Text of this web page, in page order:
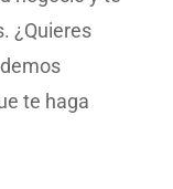
¿Quieres
te haga